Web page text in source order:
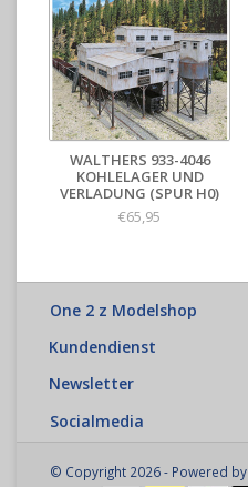
WALTHERS 933-4046
KOHLELAGER UND
VERLADUNG (SPUR H0)
€65,95
One 2 z Modelshop
Kundendienst
Newsletter
Socialmedia
© Copyright 2026 - Powered by